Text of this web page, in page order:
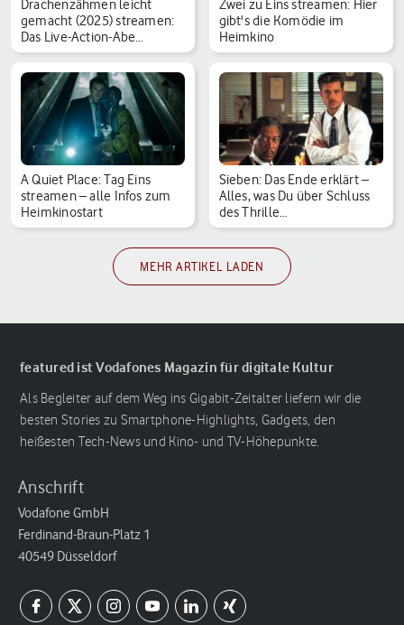
Drachenzähmen leicht
gemacht (2025) streamen:
Das Live-Action-Abe…
Zwei zu Eins streamen: Hier
gibt's die Komödie im
Heimkino
A Quiet Place: Tag Eins
streamen – alle Infos zum
Heimkinostart
Sieben: Das Ende erklärt –
Alles, was Du über Schluss
des Thrille…
MEHR ARTIKEL LADEN
featured ist Vodafones Magazin für digitale Kultur
Als Begleiter auf dem Weg ins Gigabit-Zeitalter liefern wir die
besten Stories zu Smartphone-Highlights, Gadgets, den
heißesten Tech-News und Kino- und TV-Höhepunkte.
Anschrift
Vodafone GmbH
Ferdinand-Braun-Platz 1
40549 Düsseldorf